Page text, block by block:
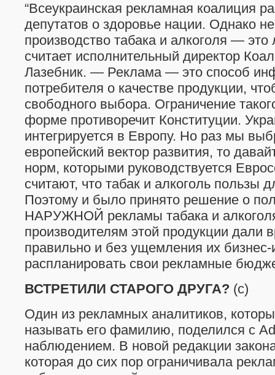
“Всеукраинская рекламная коалиция
депутатов о здоровье нации. Однако
производство табака и алкоголя —
считает исполнительный директор
Лазебник. — Реклама — это способ
потребителя о качестве продукции,
свободного выбора. Ограничение
форме противоречит Конституции.
интегрируется в Европу. Но раз мы
европейский вектор развития, то
норм, которыми руководствуется
считают, что табак и алкоголь пользы
Поэтому и было принято решение о
НАРУЖНОЙ рекламы табака и
производителям этой продукции дали
правильно и без ущемления их бизнес-
распланировать свои рекламные
ВСТРЕТИЛИ СТАРОГО ДРУГА? (c)
Один из рекламных аналитиков,
называть его фамилию, поделился с
наблюдением. В новой редакции
которая до сих пор ограничивала